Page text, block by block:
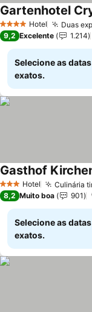
4 EstrelasHotel Duas
Gartenhotel
9,2 Excelente 1.214
Selecione as
exatos.
3 EstrelasHotel Culinária
Gasthof
8,2 Muito boa 901
Selecione as
exatos.